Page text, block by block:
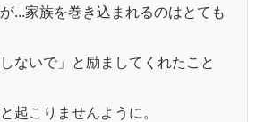
...家族を巻き込まれるのはとても
ないで」と励ましてくれたこと
起こりませんように。